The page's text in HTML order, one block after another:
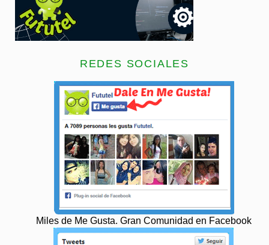
REDES SOCIALES
Miles de Me Gusta. Gran Comunidad en Facebook